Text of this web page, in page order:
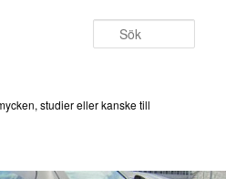
studier eller kanske till